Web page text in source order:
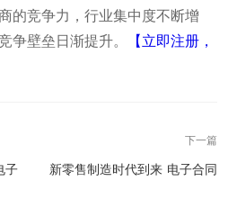
的竞争力，行业集中度不断增
争壁垒日渐提升。
【立即注册，
子
下一篇
新零售制造时代到来 电子合同